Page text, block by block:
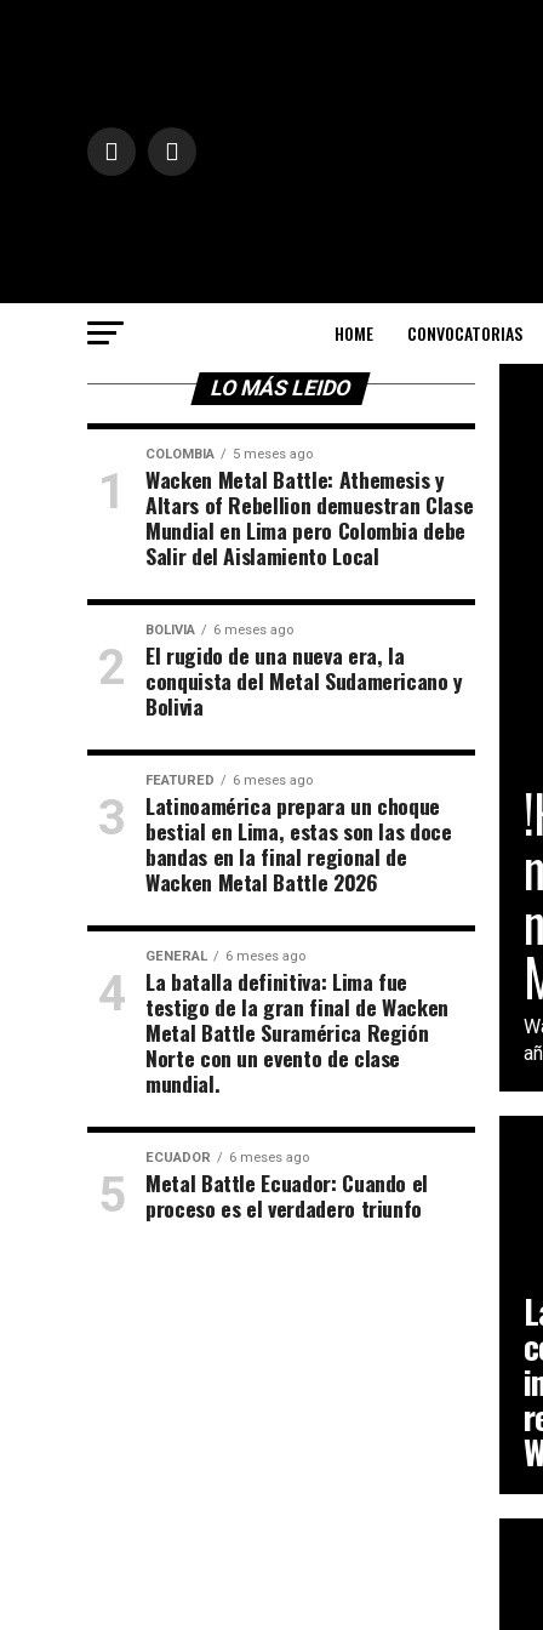
HOME CONVOCATORIAS
LO MÁS LEIDO
COLOMBIA 5 meses ago
Wacken Metal Battle: Athemesis y
Altars of Rebellion demuestran Clase
Mundial en Lima pero Colombia debe
Salir del Aislamiento Local
BOLIVIA 6 meses ago
El rugido de una nueva era, la
conquista del Metal Sudamericano y
Bolivia
FEATURED 6 meses ago
Latinoamérica prepara un choque
bestial en Lima, estas son las doce
bandas en la final regional de
Wacken Metal Battle 2026
GENERAL 6 meses ago
La batalla definitiva: Lima fue
testigo de la gran final de Wacken
Metal Battle Suramérica Región
Norte con un evento de clase
mundial.
ECUADOR 6 meses ago
Metal Battle Ecuador: Cuando el
proceso es el verdadero triunfo